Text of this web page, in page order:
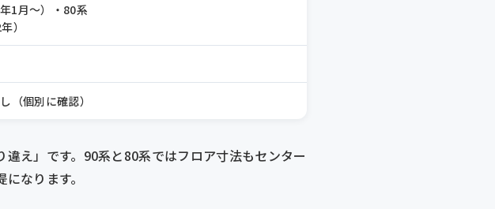
1月〜）・80系
）
（個別に確認）
え」です。90系と80系ではフロア寸法もセンター
なります。